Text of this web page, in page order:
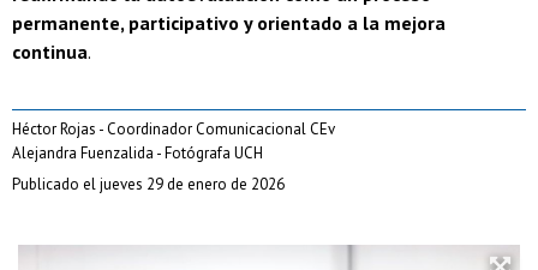
permanente, participativo y orientado a la mejora
continua.
Héctor Rojas - Coordinador Comunicacional CEv
Alejandra Fuenzalida - Fotógrafa UCH
Publicado el jueves 29 de enero de 2026